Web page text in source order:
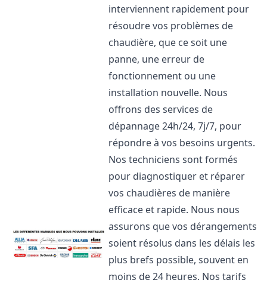
interviennent rapidement pour
résoudre vos problèmes de
chaudière, que ce soit une
panne, une erreur de
fonctionnement ou une
installation nouvelle. Nous
offrons des services de
dépannage 24h/24, 7j/7, pour
répondre à vos besoins urgents.
Nos techniciens sont formés
pour diagnostiquer et réparer
vos chaudières de manière
efficace et rapide. Nous nous
assurons que vos dérangements
soient résolus dans les délais les
plus brefs possible, souvent en
moins de 24 heures. Nos tarifs